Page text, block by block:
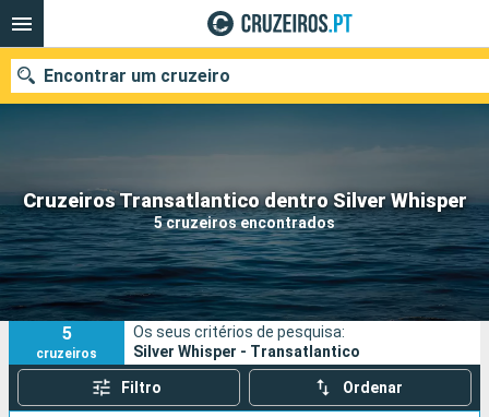
Cruzeiros Transatlantico dentro Silver Whisper
5 cruzeiros encontrados
Encontrar um cruzeiro
Quando ir?
Data de partida
Portos Companhias
Pesquisar
5
cruzeiros
Os seus critérios de pesquisa:
Silver Whisper - Transatlantico
Filtro Ordenar